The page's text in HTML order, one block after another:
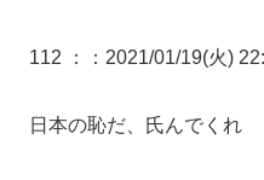
112 ： ：2021/01/19(火)
日本の恥だ、氏んでくれ